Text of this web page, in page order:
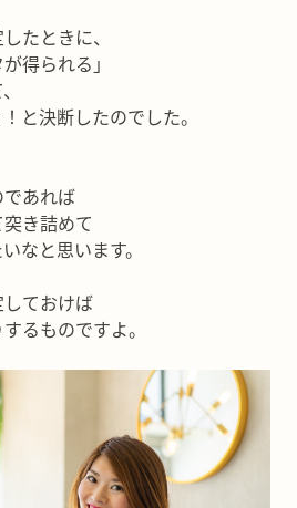
たときに、
得られる」
と決断したのでした。
あれば
き詰めて
なと思います。
ておけば
るものですよ。